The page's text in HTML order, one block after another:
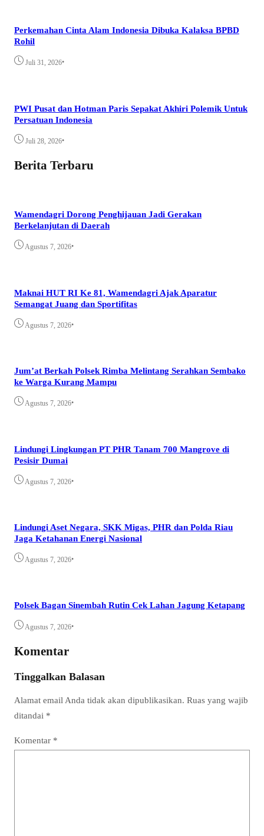
Perkemahan Cinta Alam Indonesia Dibuka Kalaksa BPBD
Rohil
Juli 31, 2026•
PWI Pusat dan Hotman Paris Sepakat Akhiri Polemik Untuk
Persatuan Indonesia
Juli 28, 2026•
Berita Terbaru
Wamendagri Dorong Penghijauan Jadi Gerakan
Berkelanjutan di Daerah
Agustus 7, 2026•
Maknai HUT RI Ke 81, Wamendagri Ajak Aparatur
Semangat Juang dan Sportifitas
Agustus 7, 2026•
Jum’at Berkah Polsek Rimba Melintang Serahkan Sembako
ke Warga Kurang Mampu
Agustus 7, 2026•
Lindungi Lingkungan PT PHR Tanam 700 Mangrove di
Pesisir Dumai
Agustus 7, 2026•
Lindungi Aset Negara, SKK Migas, PHR dan Polda Riau
Jaga Ketahanan Energi Nasional
Agustus 7, 2026•
Polsek Bagan Sinembah Rutin Cek Lahan Jagung Ketapang
Agustus 7, 2026•
Komentar
Tinggalkan Balasan
Alamat email Anda tidak akan dipublikasikan. Ruas yang wajib
ditandai *
Komentar *